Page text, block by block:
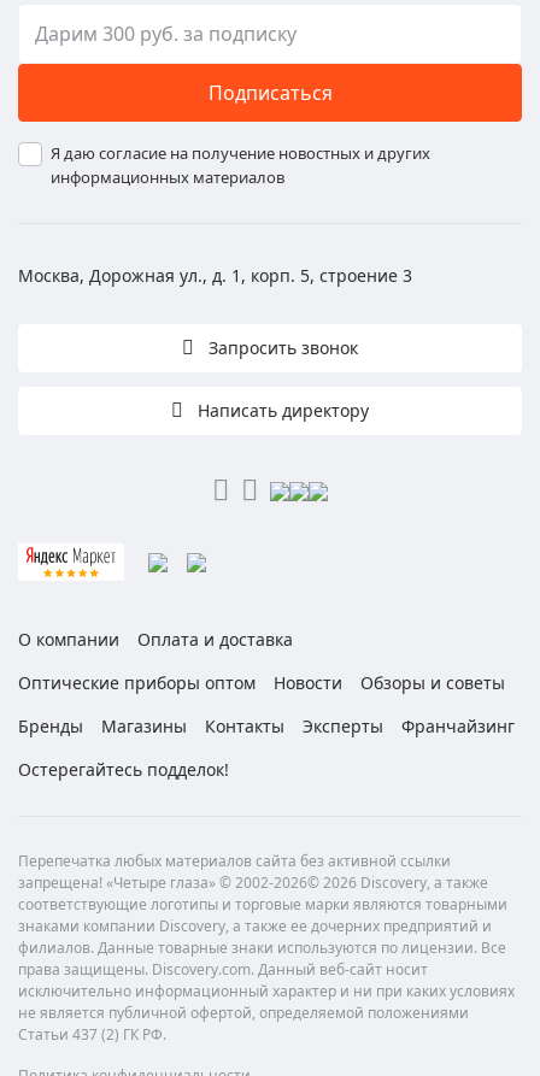
Подписаться
Я даю согласие на получение новостных и других
информационных материалов
Москва, Дорожная ул., д. 1, корп. 5, строение 3
Запросить звонок
Написать директору
О компании
Оплата и доставка
Оптические приборы оптом
Новости
Обзоры и советы
Бренды
Магазины Контакты Эксперты
Франчайзинг
Остерегайтесь подделок!
Перепечатка любых материалов сайта без активной ссылки
запрещена! «Четыре глаза» © 2002-2026© 2026 Discovery, а также
соответствующие логотипы и торговые марки являются товарными
знаками компании Discovery, а также ее дочерних предприятий и
филиалов. Данные товарные знаки используются по лицензии. Все
права защищены. Discovery.com. Данный веб-сайт носит
исключительно информационный характер и ни при каких условиях
не является публичной офертой, определяемой положениями
Статьи 437 (2) ГК РФ.